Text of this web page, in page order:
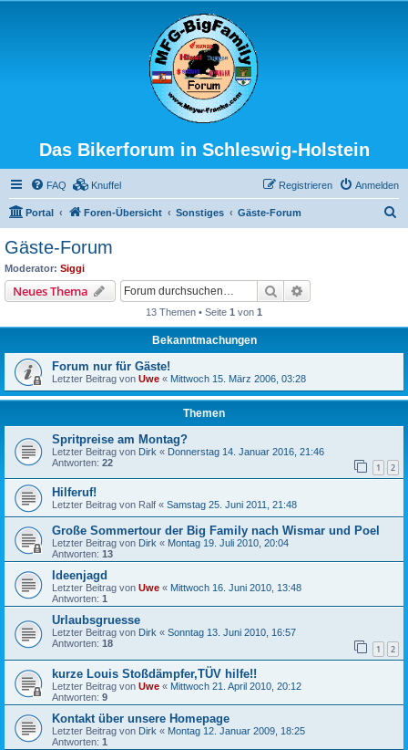
Das Bikerforum in Schleswig-Holstein
FAQ Knuffel Anmelden
Registrieren
Portal Foren-Übersicht Sonstiges Gäste-Forum
Gäste-Forum
Moderator: Siggi
Neues Thema Suche
13 Themen • Seite 1 von 1
Bekanntmachungen
Forum nur für Gäste!
Letzter Beitrag von Uwe « Mittwoch 15. März 2006, 03:28
Themen
Spritpreise am Montag?
Letzter Beitrag von Dirk « Donnerstag 14. Januar 2016, 21:46
Antworten: 22 1 2
Hilferuf!
Letzter Beitrag von Ralf « Samstag 25. Juni 2011, 21:48
Große Sommertour der Big Family nach Wismar und Poel
Letzter Beitrag von Dirk « Montag 19. Juli 2010, 20:04
Antworten: 13
Ideenjagd
Letzter Beitrag von Uwe « Mittwoch 16. Juni 2010, 13:48
Antworten: 1
Urlaubsgruesse
Letzter Beitrag von Dirk « Sonntag 13. Juni 2010, 16:57
Antworten: 18 1 2
kurze Louis Stoßdämpfer,TÜV hilfe!!
Letzter Beitrag von Uwe « Mittwoch 21. April 2010, 20:12
Antworten: 9
Kontakt über unsere Homepage
Letzter Beitrag von Dirk « Montag 12. Januar 2009, 18:25
Antworten: 1